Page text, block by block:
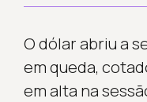
O dólar abriu a
em queda,
em alta na